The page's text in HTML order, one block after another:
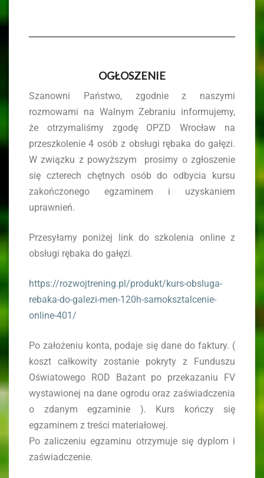
OGŁOSZENIE
Szanowni Państwo, zgodnie z naszymi
rozmowami na Walnym Zebraniu informujemy,
że otrzymaliśmy zgodę OPZD Wrocław na
przeszkolenie 4 osób z obsługi rębaka do gałęzi.
W związku z powyższym prosimy o zgłoszenie
się czterech chętnych osób do odbycia kursu
zakończonego egzaminem i uzyskaniem
uprawnień.
Przesyłamy poniżej link do szkolenia online z
obsługi rębaka do gałęzi.
https://rozwojtrening.pl/produkt/kurs-obsluga-
rebaka-do-galezi-men-120h-samoksztalcenie-
online-401/
Po założeniu konta, podaje się dane do faktury. (
koszt całkowity zostanie pokryty z Funduszu
Oświatowego ROD Bażant po przekazaniu FV
wystawionej na dane ogrodu oraz zaświadczenia
o zdanym egzaminie ). Kurs kończy się
egzaminem z treści materiałowej.
Po zaliczeniu egzaminu otrzymuje się dyplom i
zaświadczenie.